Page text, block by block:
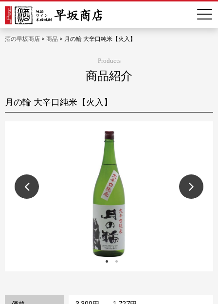
酒の早坂商店 > 商品 > 月の輪 大辛口純米【火入】
Products
商品紹介
月の輪 大辛口純米【火入】